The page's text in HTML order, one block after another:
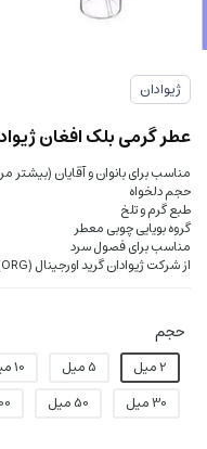
ژیوادان
عطر گرمی بلک افغان
مناسب برای بانوان و آقایان (بیشتر
حجم دلخواه
طبع گرم و تلخ
گروه بویایی چوبی معطر
مناسب برای فصول سرد
از شرکت ژیوادان گرید اورجینال (ORG)
حجم
2 میل 5 میل 10 میل
30 میل
50 میل